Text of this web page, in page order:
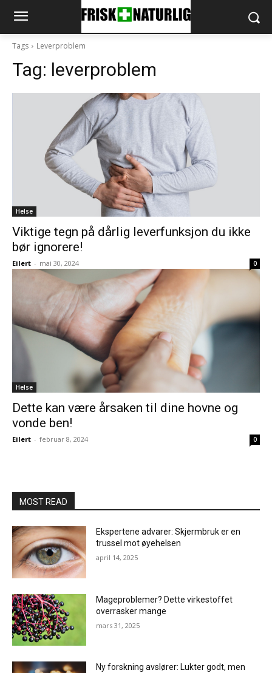
Tags Leverproblem
Tag: leverproblem
Helse
Viktige tegn på dårlig leverfunksjon du ikke
bør ignorere!
Eilert - mai 30, 2024 0
Helse
Dette kan være årsaken til dine hovne og
vonde ben!
Eilert - februar 8, 2024 0
MOST READ
Ekspertene advarer: Skjermbruk er en
trussel mot øyehelsen
april 14, 2025
Mageproblemer? Dette virkestoffet
overrasker mange
mars 31, 2025
Ny forskning avslører: Lukter godt, men